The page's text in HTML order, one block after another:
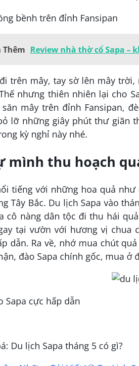
bềnh trên đỉnh Fansipan
Thêm Review nhà thờ cổ Sapa –
trên mây, tay sờ lên mây
nhưng thiên nhiên lại cho
mây trên đỉnh Fansipan,
lỡ những giây phút thư giãn
kỳ nghỉ này nhé.
mình thu hoạch
tiếng với những hoa quả
Tây Bắc. Du lịch Sapa vào
cô nàng dân tộc đi thu hái
tại vườn với hương vị chua
dẫn. Ra về, nhớ mua chút
đào Sapa chính gốc, mua ở
Sapa cực hấp dẫn
Du lịch Sapa tháng 5 có gì?